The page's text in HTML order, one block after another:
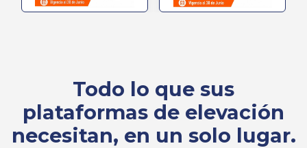
Todo lo que sus
plataformas de elevación
necesitan, en un solo lugar.